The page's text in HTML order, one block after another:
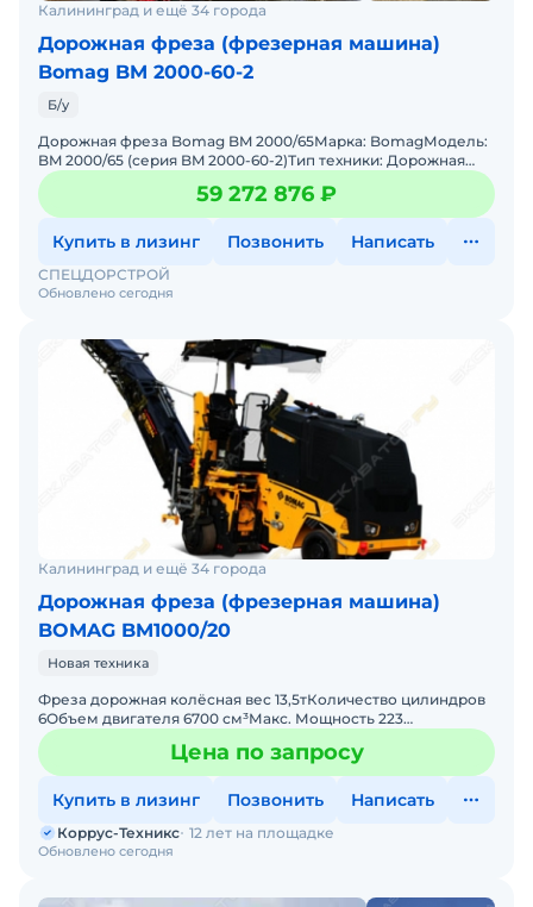
Калининград и ещё 34 города
Дорожная фреза (фрезерная машина)
Bomag BM 2000-60-2
Б/у
Дорожная фреза Bomag BM 2000/65Марка: BomagМодель:
BM 2000/65 (серия BM 2000-60-2)Тип техники: Дорожная
фрезаГод выпуска: 2023 г.Наработка: 880 м/ч (минимальный
59 272 876 ₽
Купить в лизинг Позвонить Написать
Обновлено сегодня
СПЕЦДОРСТРОЙ
Калининград и ещё 34 города
Дорожная фреза (фрезерная машина)
BOMAG BM1000/20
Новая техника
Фреза дорожная колёсная вес 13,5тКоличество цилиндров
6Объем двигателя 6700 см³Макс. Мощность 223
л.с.Используемое топливо ДизельДвигатель CUMMINS 164
кВтЭ
Цена по запросу
Купить в лизинг Позвонить Написать
Обновлено сегодня
Коррус-Техникс 12 лет на площадке